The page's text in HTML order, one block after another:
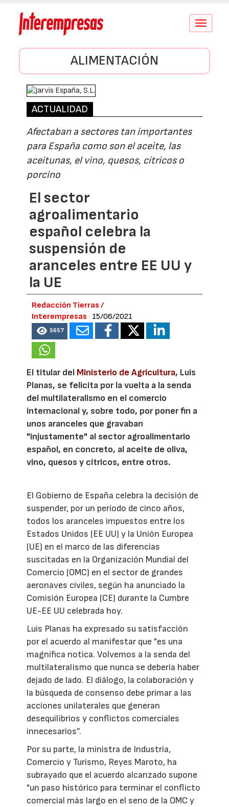
Conmutar
ALIMENTACIÓN
ACTUALIDAD
Afectaban a sectores tan importantes
para España como son el aceite, las
aceitunas, el vino, quesos, cítricos o
porcino
El sector
agroalimentario
español celebra la
suspensión de
aranceles entre EE UU y
la UE
Redacción Tierras /
Interempresas
15/06/2021
5657
El titular del Ministerio de Agricultura, Luis
Planas, se felicita por la vuelta a la senda
del multilateralismo en el comercio
internacional y, sobre todo, por poner fin a
unos aranceles que gravaban
"injustamente" al sector agroalimentario
español, en concreto, al aceite de oliva,
vino, quesos y cítricos, entre otros.
El Gobierno de España celebra la decisión de
suspender, por un período de cinco años,
todos los aranceles impuestos entre los
Estados Unidos (EE UU) y la Unión Europea
(UE) en el marco de las diferencias
suscitadas en la Organización Mundial del
Comercio (OMC) en el sector de grandes
aeronaves civiles, según ha anunciado la
Comisión Europea (CE) durante la Cumbre
UE-EE UU celebrada hoy.
Luis Planas ha expresado su satisfacción
por el acuerdo al manifestar que "es una
magnífica notica. Volvemos a la senda del
multilateralismo que nunca se debería haber
dejado de lado. El diálogo, la colaboración y
la búsqueda de consenso debe primar a las
acciones unilaterales que generan
desequilibrios y conflictos comerciales
innecesarios”.
Por su parte, la ministra de Industria,
Comercio y Turismo, Reyes Maroto, ha
subrayado que el acuerdo alcanzado supone
"un paso histórico para terminar el conflicto
comercial más largo en el seno de la OMC y